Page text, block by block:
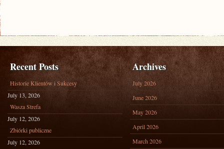
Recent Posts
Historie Klientów i Sukcesy
July 13, 2026
Wasza Strefa
July 12, 2026
Zbiórki publiczne
July 12, 2026
Archives
July 2026
June 2026
May 2026
April 2026
March 2026